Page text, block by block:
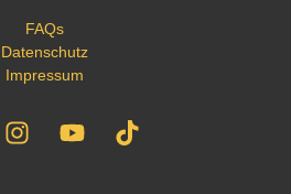
FAQs
Datenschutz
Impressum